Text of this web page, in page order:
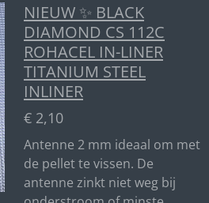
NIEUW ✨ BLACK
DIAMOND CS 112C
ROHACEL IN-LINER
TITANIUM STEEL
INLINER
€ 2,10
Antenne 2 mm ideaal om met
de pellet te vissen. De
antenne zinkt niet weg bij